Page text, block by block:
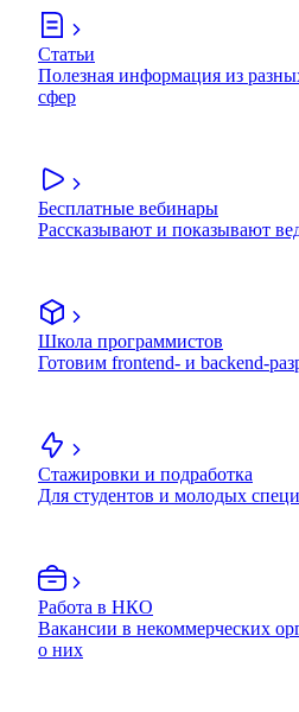
Статьи
Полезная информация из
сфер
Бесплатные вебинары
Рассказывают и показывают
Школа программистов
Готовим frontend- и backend-
Стажировки и подработка
Для студентов и молодых
Работа в НКО
Вакансии в некоммерческих
о них